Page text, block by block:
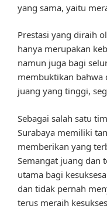
yang sama, yaitu
Prestasi yang diraih
hanya merupakan
namun juga bagi
membuktikan bahwa
juang yang tinggi,
Sebagai salah satu
Surabaya memiliki
memberikan yang
Semangat juang dan
utama bagi
dan tidak pernah
terus meraih